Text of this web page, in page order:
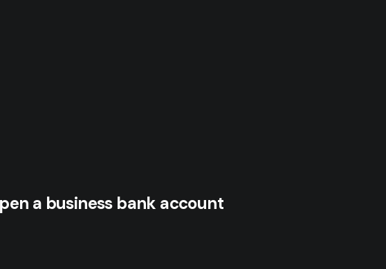
a business bank account